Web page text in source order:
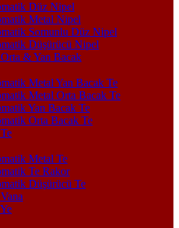
Düz Nipel
Metal Nipel
Somunlu Düz Nipel
Düşürücü Nipel
& Yan Bacak
Metal Yan Bacak Te
Metal Orta Bacak Te
Yan Bacak Te
Orta Bacak Te
Metal Te
Te Rakor
Düşürücü Te